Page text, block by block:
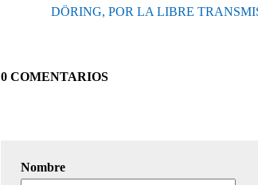
DÖRING, POR LA LIBRE
0 COMENTARIOS
Nombre